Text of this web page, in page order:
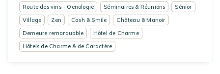
Route des vins - Oenologie
Séminaires & Réunions
Sénior
Village
Zen Cash & Smile
Château & Manoir
Demeure remarquable
Hôtel de Charme
Hôtels de Charme & de Caractère